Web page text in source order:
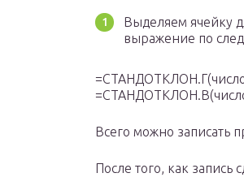
Выделяем ячейку
выражение по
Всего можно записать
После того, как запись